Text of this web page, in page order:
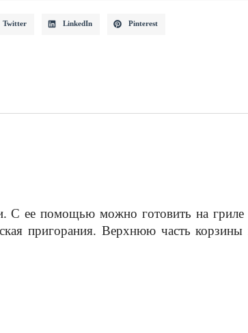
Twitter LinkedIn Pinterest
С ее помощью можно готовить на
пригорания. Верхнюю часть